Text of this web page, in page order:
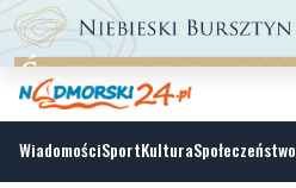
WiadomościSportKulturaSpołeczeństwo